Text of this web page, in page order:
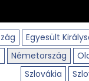
Egyesült
Németország
Szlovákia